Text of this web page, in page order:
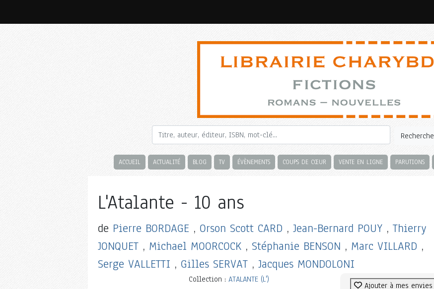
Recherche
ACCUEIL ACTUALITÉ BLOG TV ÉVÈNEMENTS COUPS DE CŒUR VENTE EN LIGNE PARUTIONS
L'Atalante - 10 ans
de Pierre BORDAGE , Orson Scott CARD , Jean-Bernard POUY , Thierry
JONQUET , Michael MOORCOCK , Stéphanie BENSON , Marc VILLARD ,
Serge VALLETTI , Gilles SERVAT , Jacques MONDOLONI
Collection :ATALANTE (L')
Ajouter à mes envies